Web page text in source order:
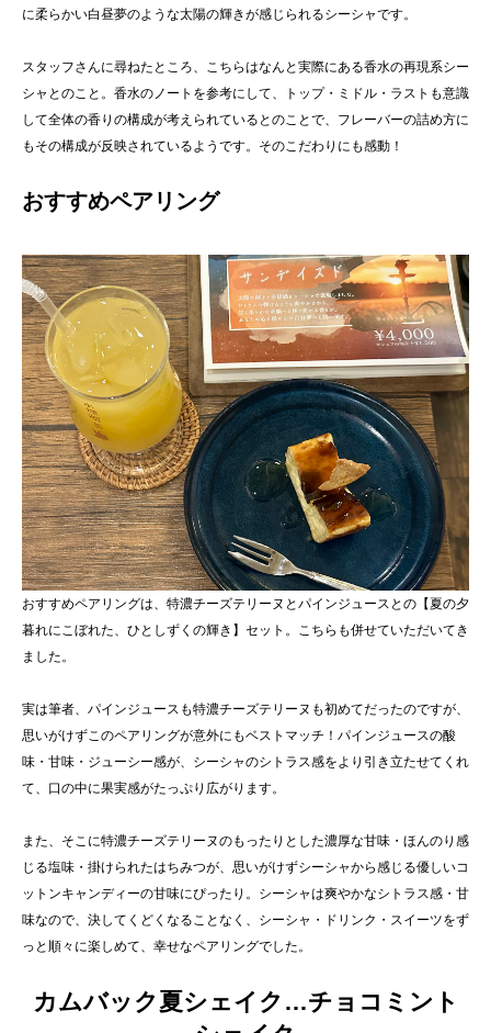
に柔らかい白昼夢のような太陽の輝きが感じられるシーシャです。
スタッフさんに尋ねたところ、こちらはなんと実際にある香水の再現系シー
シャとのこと。香水のノートを参考にして、トップ・ミドル・ラストも意識
して全体の香りの構成が考えられているとのことで、フレーバーの詰め方に
もその構成が反映されているようです。そのこだわりにも感動！
おすすめペアリング
おすすめペアリングは、特濃チーズテリーヌとパインジュースとの【夏の夕
暮れにこぼれた、ひとしずくの輝き】セット。こちらも併せていただいてき
ました。
実は筆者、パインジュースも特濃チーズテリーヌも初めてだったのですが、
思いがけずこのペアリングが意外にもベストマッチ！パインジュースの酸
味・甘味・ジューシー感が、シーシャのシトラス感をより引き立たせてくれ
て、口の中に果実感がたっぷり広がります。
また、そこに特濃チーズテリーヌのもったりとした濃厚な甘味・ほんのり感
じる塩味・掛けられたはちみつが、思いがけずシーシャから感じる優しいコ
ットンキャンディーの甘味にぴったり。シーシャは爽やかなシトラス感・甘
味なので、決してくどくなることなく、シーシャ・ドリンク・スイーツをず
っと順々に楽しめて、幸せなペアリングでした。
カムバック夏シェイク…チョコミント